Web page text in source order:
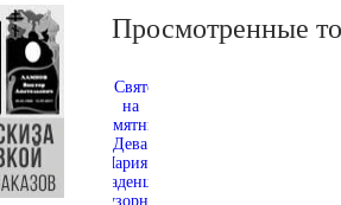
Просмотренные